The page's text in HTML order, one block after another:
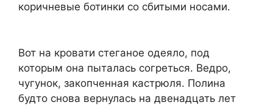
коричневые ботинки со сбитыми носами.
Вот на кровати стеганое одеяло, под
которым она пыталась согреться. Ведро,
чугунок, закопченная кастрюля. Полина
будто снова вернулась на двенадцать лет